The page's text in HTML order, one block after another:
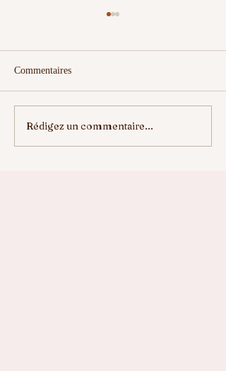
ELLE VA NOUS
Commentaires
Rédigez un commentaire...